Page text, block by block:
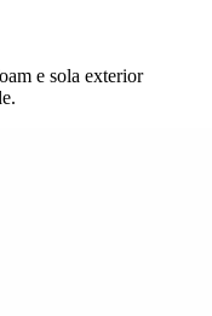
e sola exterior